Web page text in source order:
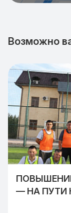
Возможно
— НА ПУТИ